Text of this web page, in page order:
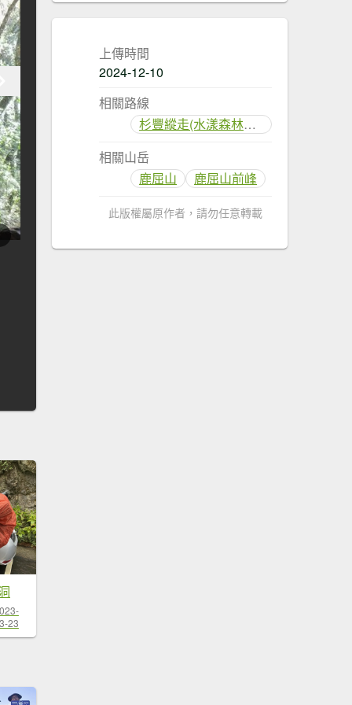
23
上傳時間
2024-12-10
相關路線
杉豐縱走(水漾森林、眠月神木、千人洞)
相關山岳
鹿屈山
鹿屈山前峰
此版權屬原作者，請勿任意轉載